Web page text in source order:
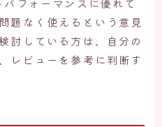
題なく使えるという意見
討している方は、自分の
レビューを参考に判断す